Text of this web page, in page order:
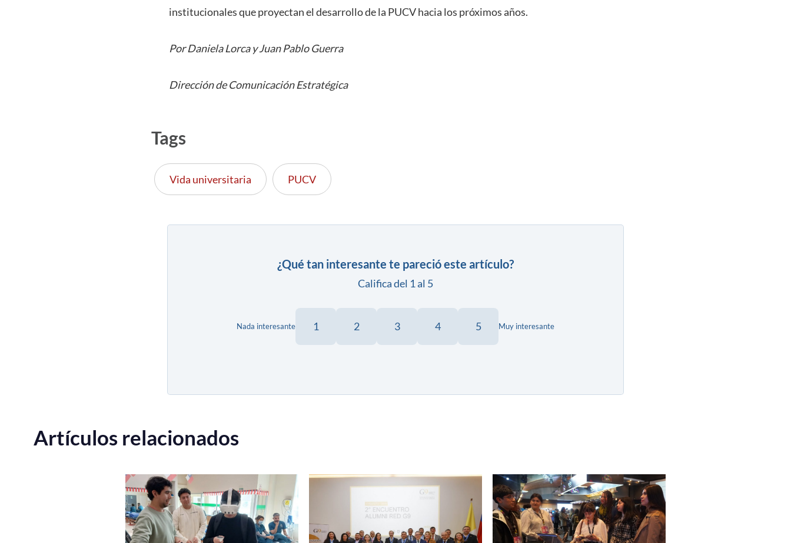
institucionales que proyectan el desarrollo de la PUCV hacia los próximos años.
Por Daniela Lorca y Juan Pablo Guerra
Dirección de Comunicación Estratégica
Tags
Vida universitaria PUCV
¿Qué tan interesante te pareció este artículo?
Califica del 1 al 5
Nada interesante 1 2 3 4 5 Muy interesante
Artículos relacionados